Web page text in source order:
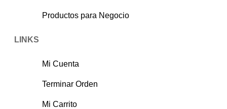
Productos para Negocio
LINKS
Mi Cuenta
Terminar Orden
Mi Carrito